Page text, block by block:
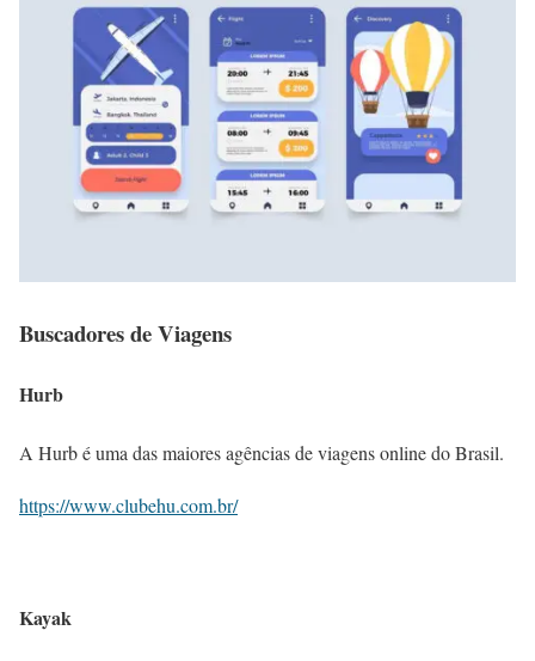
Buscadores de Viagens
Hurb
A Hurb é uma das maiores agências de viagens online do Brasil.
https://www.clubehu.com.br/
Kayak